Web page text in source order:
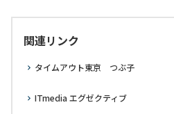
関連リンク
タイムアウト東京 つぶ子
ITmedia エグゼクティブ